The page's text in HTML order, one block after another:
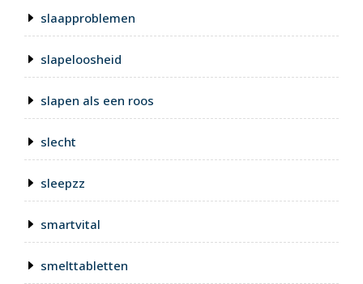
slaapproblemen
slapeloosheid
slapen als een roos
slecht
sleepzz
smartvital
smelttabletten